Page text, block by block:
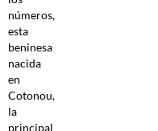
números,
esta
beninesa
nacida
en
Cotonou,
la
principal